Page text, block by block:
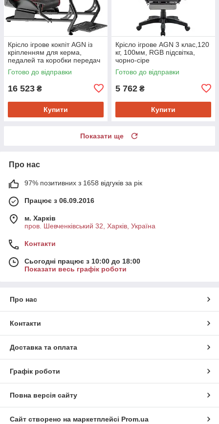
Крісло ігрове кокпіт AGN із
кріпленням для керма,
педалей та коробки передач
чорне
Готово до відправки
16 523 ₴
Купити
Крісло ігрове AGN 3 клас,120
кг, 100мм, RGB підсвітка,
чорно-сіре
Готово до відправки
5 762 ₴
Купити
Показати ще
Про нас
97% позитивних з 1658 відгуків за рік
Працює з 06.09.2016
м. Харків
пров. Шевченківський 32, Харків, Україна
Контакти
Сьогодні працює з 10:00 до 18:00
Показати весь графік роботи
Про нас
Контакти
Доставка та оплата
Графік роботи
Повна версія сайту
Сайт створено на маркетплейсі Prom.ua